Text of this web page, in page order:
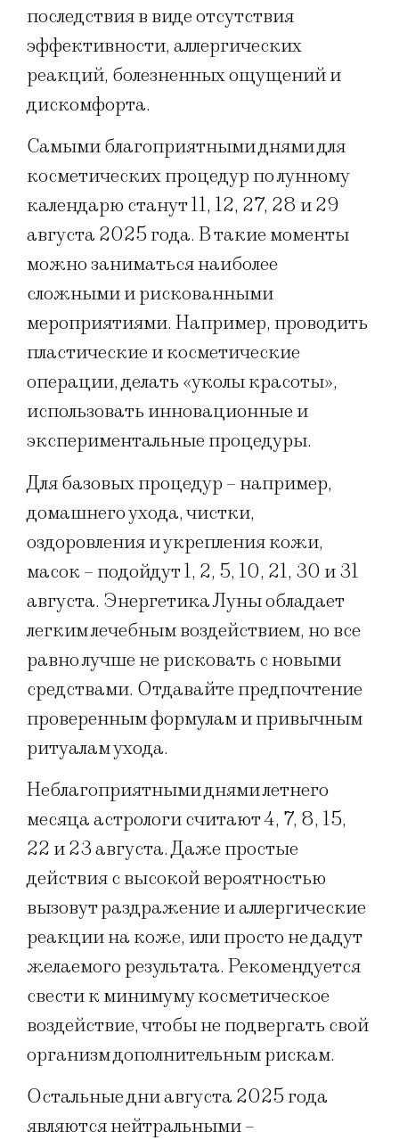
последствия в виде отсутствия
эффективности, аллергических
реакций, болезненных ощущений и
дискомфорта.
Самыми благоприятными днями для
косметических процедур по лунному
календарю станут 11, 12, 27, 28 и 29
августа 2025 года. В такие моменты
можно заниматься наиболее
сложными и рискованными
мероприятиями. Например, проводить
пластические и косметические
операции, делать «уколы красоты»,
использовать инновационные и
экспериментальные процедуры.
Для базовых процедур – например,
домашнего ухода, чистки,
оздоровления и укрепления кожи,
масок – подойдут 1, 2, 5, 10, 21, 30 и 31
августа. Энергетика Луны обладает
легким лечебным воздействием, но все
равно лучше не рисковать с новыми
средствами. Отдавайте предпочтение
проверенным формулам и привычным
ритуалам ухода.
Неблагоприятными днями летнего
месяца астрологи считают 4, 7, 8, 15,
22 и 23 августа. Даже простые
действия с высокой вероятностью
вызовут раздражение и аллергические
реакции на коже, или просто не дадут
желаемого результата. Рекомендуется
свести к минимуму косметическое
воздействие, чтобы не подвергать свой
организм дополнительным рискам.
Остальные дни августа 2025 года
являются нейтральными –